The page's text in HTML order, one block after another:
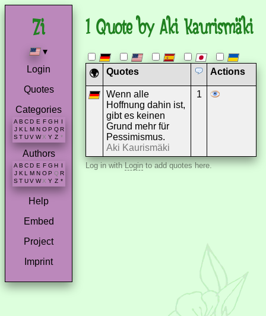
▾
Login
Quotes
Categories
A B C D E F G H I
J K L M N O P Q R
S T U V W X Y Z *
Authors
A B C D E F G H
J K L M N O P Q R
S T U V W X Y Z *
Help
Embed
Project
Imprint
1 Quote by Aki Kaurismäki
🌍 Quotes Actions
Wenn alle
Hoffnung dahin ist,
gibt es keinen
Grund mehr für
Pessimismus.
Aki Kaurismäki
1
Log in withLoginto add quotes here.